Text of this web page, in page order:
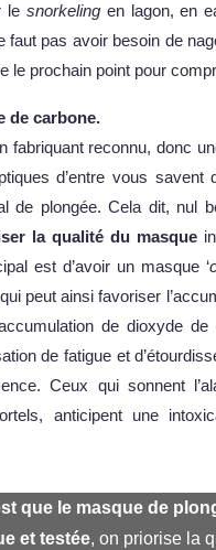
le snorkelingen lagon, en
faut pas avoir besoin de
le prochain point pour
de carbone.
fabriquant reconnu, donc
d’entre vous
de plongée. Cela dit, nul
la qualité du masque
est d’avoir un masque ‘
peut ainsi favoriser
de dioxyde de
de fatigue et
Ceux qui sonnent
anticipent une
que le masque de
et testée, on priorise la